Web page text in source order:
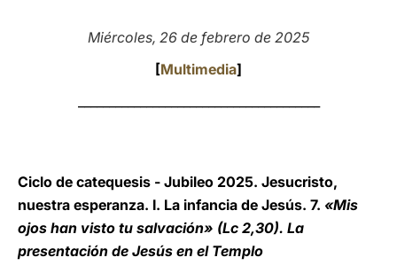
Miércoles, 26 de febrero de 2025
[Multimedia]
Ciclo de catequesis - Jubileo 2025. Jesucristo,
nuestra esperanza. I. La infancia de Jesús. 7. «Mis
ojos han visto tu salvación» (Lc 2,30). La
presentación de Jesús en el Templo